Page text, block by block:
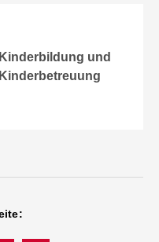
Kinderbildung und
Kinderbetreuung